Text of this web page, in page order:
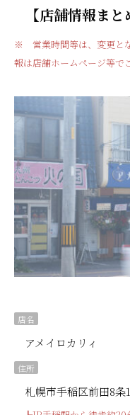
【店舗情報まと
※ 営業時間等は、変更と
報は店舗ホームページ等で
店名
アメイロカリィ
住所
札幌市手稲区前田8条